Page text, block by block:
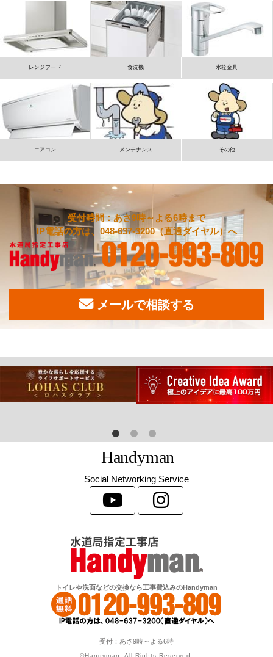
レンジフード 食洗機 水栓金具
エアコン メンテナンス その他
受付時間：あさ9時～よる6時まで
IP電話の方は、048-637-3200（直通ダイヤル）へ
メールで相談する
Handyman
Social Networking Service
トイレや洗面などの交換なら工事費込みのHandyman
受付：あさ9時～よる6時
©Handyman. All Rights Reserved.